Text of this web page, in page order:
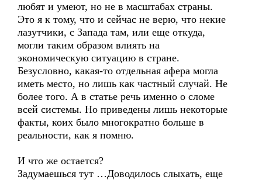
любят и умеют, но не в масштабах страны.
Это я к тому, что и сейчас не верю, что некие
лазутчики, с Запада там, или еще откуда,
могли таким образом влиять на
экономическую ситуацию в стране.
Безусловно, какая-то отдельная афера могла
иметь место, но лишь как частный случай. Не
более того. А в статье речь именно о сломе
всей системы. Но приведены лишь некоторые
факты, коих было многократно больше в
реальности, как я помню.
И что же остается?
Задумаешься тут …Доводилось слыхать, еще